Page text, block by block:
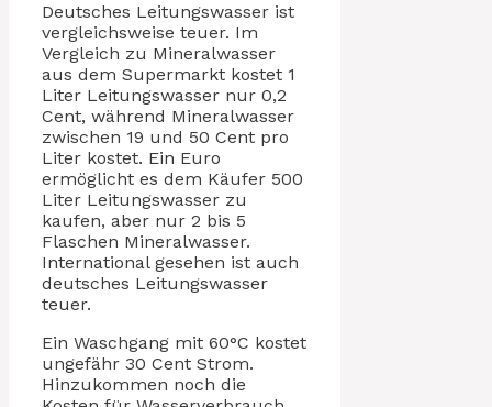
Deutsches Leitungswasser ist
vergleichsweise teuer. Im
Vergleich zu Mineralwasser
aus dem Supermarkt kostet 1
Liter Leitungswasser nur 0,2
Cent, während Mineralwasser
zwischen 19 und 50 Cent pro
Liter kostet. Ein Euro
ermöglicht es dem Käufer 500
Liter Leitungswasser zu
kaufen, aber nur 2 bis 5
Flaschen Mineralwasser.
International gesehen ist auch
deutsches Leitungswasser
teuer.
Ein Waschgang mit 60°C kostet
ungefähr 30 Cent Strom.
Hinzukommen noch die